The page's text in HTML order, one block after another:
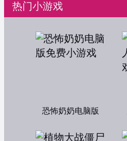
热门小游戏
恐怖奶奶电脑版